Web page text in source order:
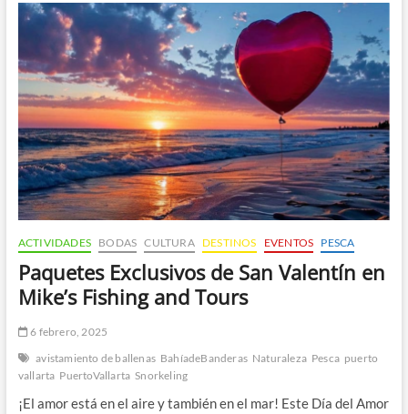
la
Temporada
Avistamiento
de
Ballenas
en
Puerto
Vallarta
y
Bahía
de
Banderas
ACTIVIDADES BODAS CULTURA DESTINOS EVENTOS PESCA
Paquetes Exclusivos de San Valentín en
Mike’s Fishing and Tours
6 febrero, 2025
avistamiento de ballenas BahíadeBanderas Naturaleza Pesca puerto
vallarta PuertoVallarta Snorkeling
¡El amor está en el aire y también en el mar! Este Día del Amor